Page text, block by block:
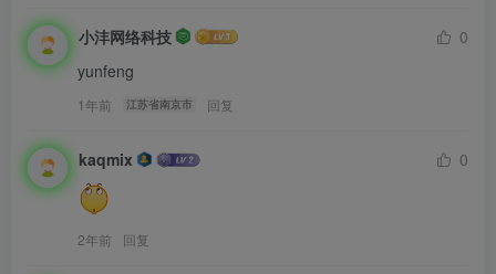
小沣网络科技
0
yunfeng
1年前 江苏省南京市 回复
kaqmix 0
2年前 回复